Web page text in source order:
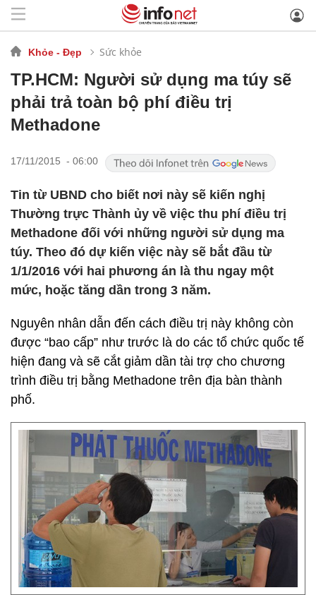
Khỏe - Đẹp Sức khỏe
TP.HCM: Người sử dụng ma túy sẽ
phải trả toàn bộ phí điều trị
Methadone
17/11/2015 - 06:00
Tin từ UBND cho biết nơi này sẽ kiến nghị
Thường trực Thành ủy về việc thu phí điều trị
Methadone đối với những người sử dụng ma
túy. Theo đó dự kiến việc này sẽ bắt đầu từ
1/1/2016 với hai phương án là thu ngay một
mức, hoặc tăng dần trong 3 năm.
Nguyên nhân dẫn đến cách điều trị này không còn
được “bao cấp” như trước là do các tổ chức quốc tế
hiện đang và sẽ cắt giảm dần tài trợ cho chương
trình điều trị bằng Methadone trên địa bàn thành
phố.